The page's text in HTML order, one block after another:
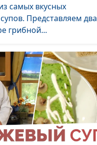
самых вкусных
Представляем два
грибной...